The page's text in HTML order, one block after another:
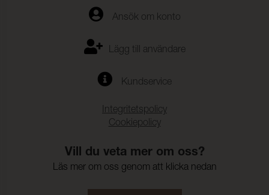
Ansök om konto
Lägg till användare
Kundservice
Integritetspolicy
Cookiepolicy
Vill du veta mer om oss?
Läs mer om oss genom att klicka nedan